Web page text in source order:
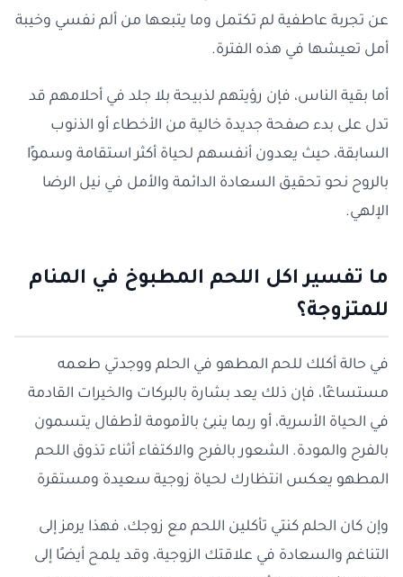
عن تجربة عاطفية لم تكتمل وما يتبعها من ألم نفسي وخيبة
أمل تعيشها في هذه الفترة.
أما بقية الناس، فإن رؤيتهم لذبيحة بلا جلد في أحلامهم قد
تدل على بدء صفحة جديدة خالية من الأخطاء أو الذنوب
السابقة، حيث يعدون أنفسهم لحياة أكثر استقامة وسموًا
بالروح نحو تحقيق السعادة الدائمة والأمل في نيل الرضا
الإلهي.
ما تفسير اكل اللحم المطبوخ في المنام
للمتزوجة؟
في حالة أكلك للحم المطهو في الحلم ووجدتي طعمه
مستساغًا، فإن ذلك يعد بشارة بالبركات والخيرات القادمة
في الحياة الأسرية، أو ربما ينبئ بالأمومة لأطفال يتسمون
بالفرح والمودة. الشعور بالفرح والاكتفاء أثناء تذوق اللحم
المطهو يعكس انتظارك لحياة زوجية سعيدة ومستقرة
وإن كان الحلم كنتي تأكلين اللحم مع زوجك، فهذا يرمز إلى
التناغم والسعادة في علاقتك الزوجية، وقد يلمح أيضًا إلى